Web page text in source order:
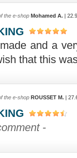
the e-shop Mohamed A. |
and a
that this
the e-shop ROUSSET M. |
-